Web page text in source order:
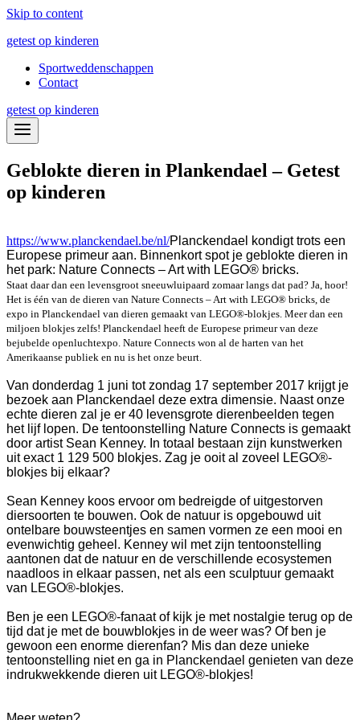
Skip to content
getest op kinderen
Sportweddenschappen
Contact
getest op kinderen
Geblokte dieren in Plankendael – Getest
op kinderen
https://www.planckendael.be/nl/Planckendael kondigt trots een
Europese primeur aan. Binnenkort spot je geblokte dieren in
het park: Nature Connects – Art with LEGO® bricks.
Staat daar dan een levensgroot sneeuwluipaard zomaar langs dat pad? Ja, hoor!
Het is één van de dieren van Nature Connects – Art with LEGO® bricks, de
expo in Planckendael van dieren gemaakt van LEGO®-blokjes. Meer dan een
miljoen blokjes zelfs! Planckendael heeft de Europese primeur van deze
bejubelde openluchtexpo. Nature Connects won al de harten van het
Amerikaanse publiek en nu is het onze beurt.
Van donderdag 1 juni tot zondag 17 september 2017 krijgt je
bezoek aan Planckendael deze extra dimensie. Naast onze
echte dieren zal je er 40 levensgrote dierenbeelden tegen
het lijf lopen. De tentoonstelling Nature Connects is gemaakt
door artist Sean Kenney. In totaal bestaan zijn kunstwerken
uit exact 1 129 500 blokjes. Zag je ooit al zoveel LEGO®-
blokjes bij elkaar?
Sean Kenney koos ervoor om bedreigde of uitgestorven
diersoorten te bouwen. Ook de natuur is opgebouwd uit
ontelbare bouwsteentjes en samen vormen ze een mooi en
evenwichtig geheel. Kenney wil met zijn tentoonstelling
aantonen dat de natuur en de verschillende ecosystemen
naadloos in elkaar passen, net als een sculptuur gemaakt
van LEGO®-blokjes.
Ben je een LEGO®-fanaat of kijk je met nostalgie terug op de
tijd dat je met de bouwblokjes in de weer was? Of ben je
gewoon een enorme dierenfan? Mis dan deze unieke
tentoonstelling niet en ga in Planckendael genieten van deze
indrukwekkende dieren uit LEGO®-blokjes!